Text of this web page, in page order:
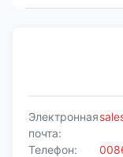
Электронная
почта:
Телефон: